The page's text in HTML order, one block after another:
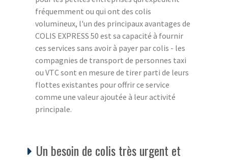
fréquemment ou qui ont des colis
volumineux, l'un des principaux avantages de
COLIS EXPRESS 50 est sa capacité à fournir
ces services sans avoir à payer par colis - les
compagnies de transport de personnes taxi
ou VTC sont en mesure de tirer parti de leurs
flottes existantes pour offrir ce service
comme une valeur ajoutée à leur activité
principale.
Un besoin de colis très urgent et